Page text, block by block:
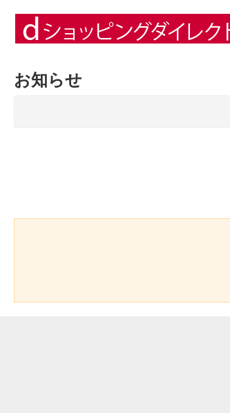
お知らせ